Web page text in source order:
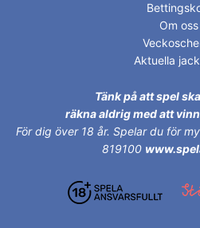
Om oss
Aktuella
Tänk på att spel
räkna aldrig med att
För dig över 18 år. Spelar du för
819100